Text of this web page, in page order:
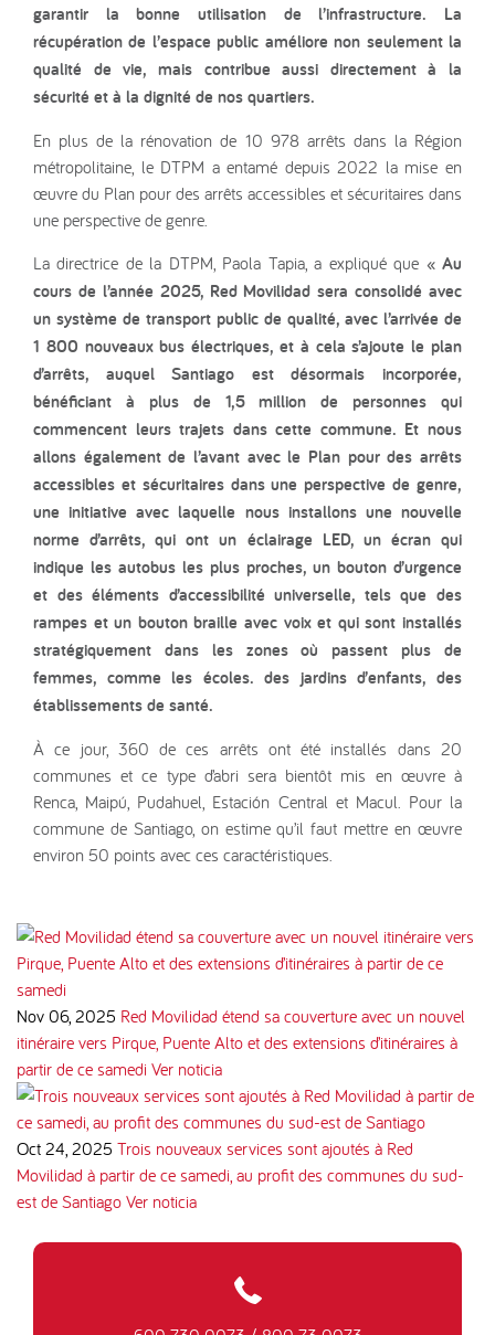
garantir la bonne utilisation de l’infrastructure. La
récupération de l’espace public améliore non seulement la
qualité de vie, mais contribue aussi directement à la
sécurité et à la dignité de nos quartiers.
En plus de la rénovation de 10 978 arrêts dans la Région
métropolitaine, le DTPM a entamé depuis 2022 la mise en
œuvre du Plan pour des arrêts accessibles et sécuritaires dans
une perspective de genre.
La directrice de la DTPM, Paola Tapia, a expliqué que « Au
cours de l’année 2025, Red Movilidad sera consolidé avec
un système de transport public de qualité, avec l’arrivée de
1 800 nouveaux bus électriques, et à cela s’ajoute le plan
d’arrêts, auquel Santiago est désormais incorporée,
bénéficiant à plus de 1,5 million de personnes qui
commencent leurs trajets dans cette commune. Et nous
allons également de l’avant avec le Plan pour des arrêts
accessibles et sécuritaires dans une perspective de genre,
une initiative avec laquelle nous installons une nouvelle
norme d’arrêts, qui ont un éclairage LED, un écran qui
indique les autobus les plus proches, un bouton d’urgence
et des éléments d’accessibilité universelle, tels que des
rampes et un bouton braille avec voix et qui sont installés
stratégiquement dans les zones où passent plus de
femmes, comme les écoles. des jardins d’enfants, des
établissements de santé.
À ce jour, 360 de ces arrêts ont été installés dans 20
communes et ce type d’abri sera bientôt mis en œuvre à
Renca, Maipú, Pudahuel, Estación Central et Macul. Pour la
commune de Santiago, on estime qu’il faut mettre en œuvre
environ 50 points avec ces caractéristiques.
Nov 06, 2025 Red Movilidad étend sa couverture avec un nouvel
itinéraire vers Pirque, Puente Alto et des extensions d’itinéraires à
partir de ce samedi Ver noticia
Oct 24, 2025 Trois nouveaux services sont ajoutés à Red
Movilidad à partir de ce samedi, au profit des communes du sud-
est de Santiago Ver noticia